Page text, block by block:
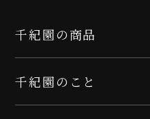
千紀園の商品
千紀園のこと